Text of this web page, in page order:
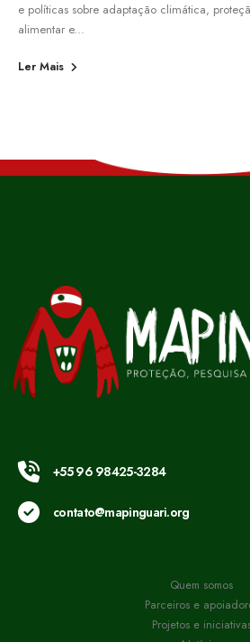
e políticas sobre adaptação climática,
alimentar e...
Ler Mais
+55 96 98425-3284
contato@mapinguari.org
Quem somos
Parceiros e
Projetos e